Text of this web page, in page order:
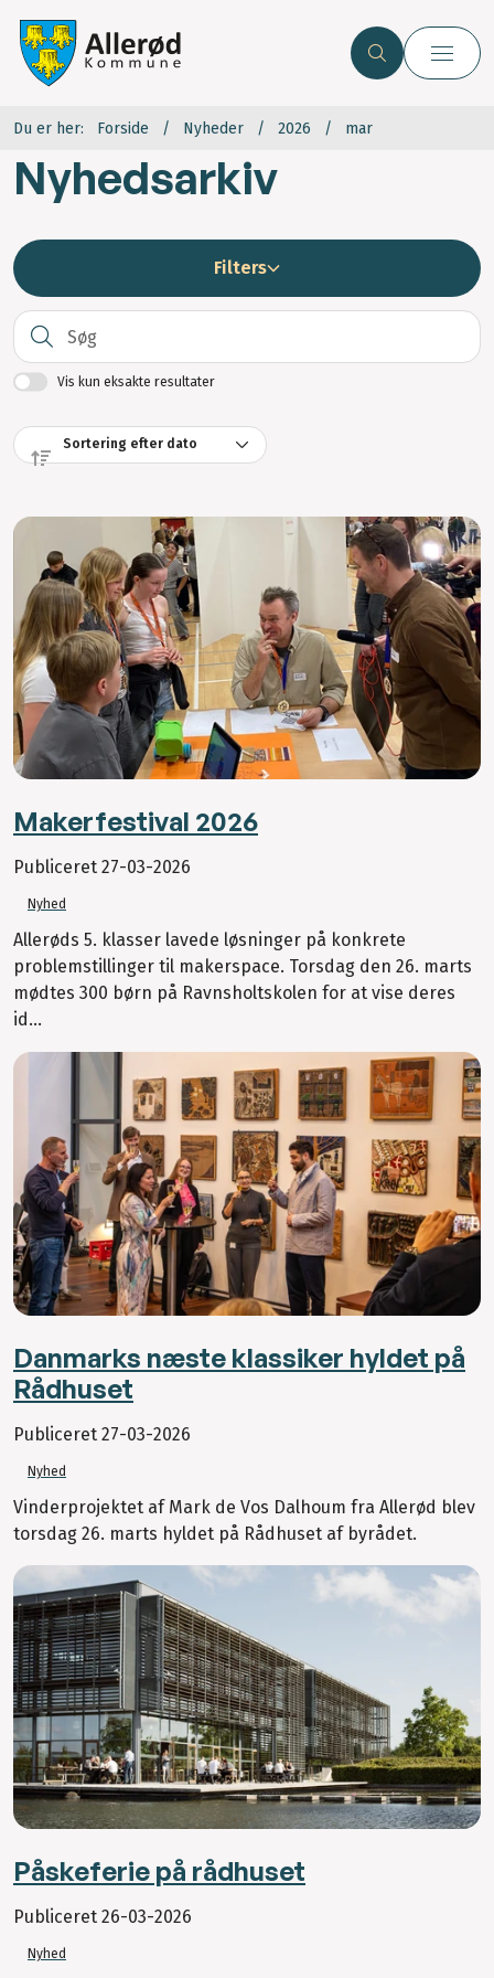
Du er her: Forside Nyheder 2026 mar
Nyhedsarkiv
Filters
Vis kun eksakte resultater
Makerfestival 2026
Publiceret 27-03-2026
Nyhed
Allerøds 5. klasser lavede løsninger på konkrete
problemstillinger til makerspace. Torsdag den 26. marts
mødtes 300 børn på Ravnsholtskolen for at vise deres
id...
Danmarks næste klassiker hyldet på
Rådhuset
Publiceret 27-03-2026
Nyhed
Vinderprojektet af Mark de Vos Dalhoum fra Allerød blev
torsdag 26. marts hyldet på Rådhuset af byrådet.
Påskeferie på rådhuset
Publiceret 26-03-2026
Nyhed